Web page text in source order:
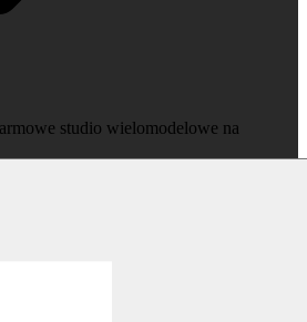
studio wielomodelowe na